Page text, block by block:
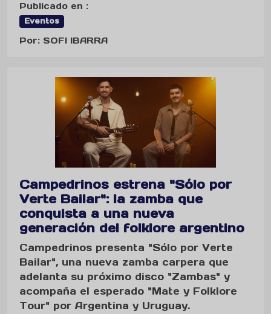
Publicado en :
Eventos
Por: SOFI IBARRA
Campedrinos estrena "Sólo por
Verte Bailar": la zamba que
conquista a una nueva
generación del folklore argentino
Campedrinos presenta "Sólo por Verte
Bailar", una nueva zamba carpera que
adelanta su próximo disco "Zambas" y
acompaña el esperado "Mate y Folklore
Tour" por Argentina y Uruguay.